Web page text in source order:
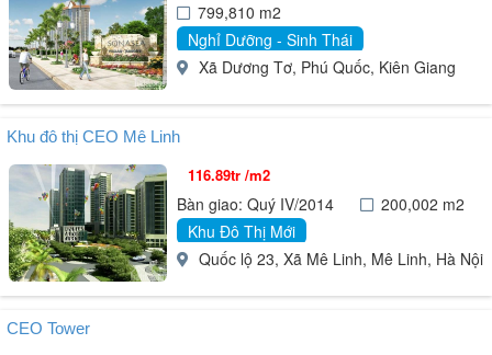
799,810 m2
Nghỉ Dưỡng - Sinh Thái
Xã Dương Tơ, Phú Quốc, Kiên Giang
Khu đô thị CEO Mê Linh
116.89tr /m2
Bàn giao: Quý IV/2014
200,002 m2
Khu Đô Thị Mới
Quốc lộ 23, Xã Mê Linh, Mê Linh, Hà Nội
CEO Tower